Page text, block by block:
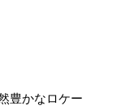
豊かなロケー